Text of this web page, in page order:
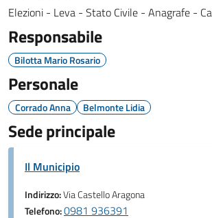
Elezioni - Leva - Stato Civile - Anagrafe -
Responsabile
Bilotta Mario Rosario
Personale
Corrado Anna Belmonte Lidia
Sede principale
Il Municipio
Indirizzo:Via Castello Aragona
Telefono:0981 936391